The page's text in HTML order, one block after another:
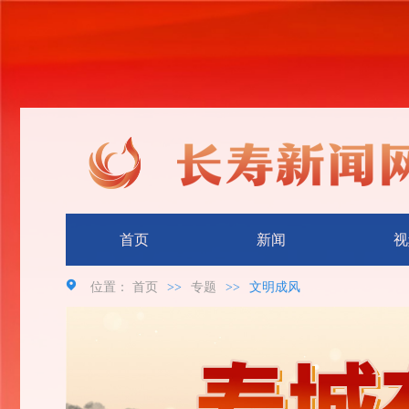
首页 新闻
位置： 首页 >> 专题 >> 文明成风